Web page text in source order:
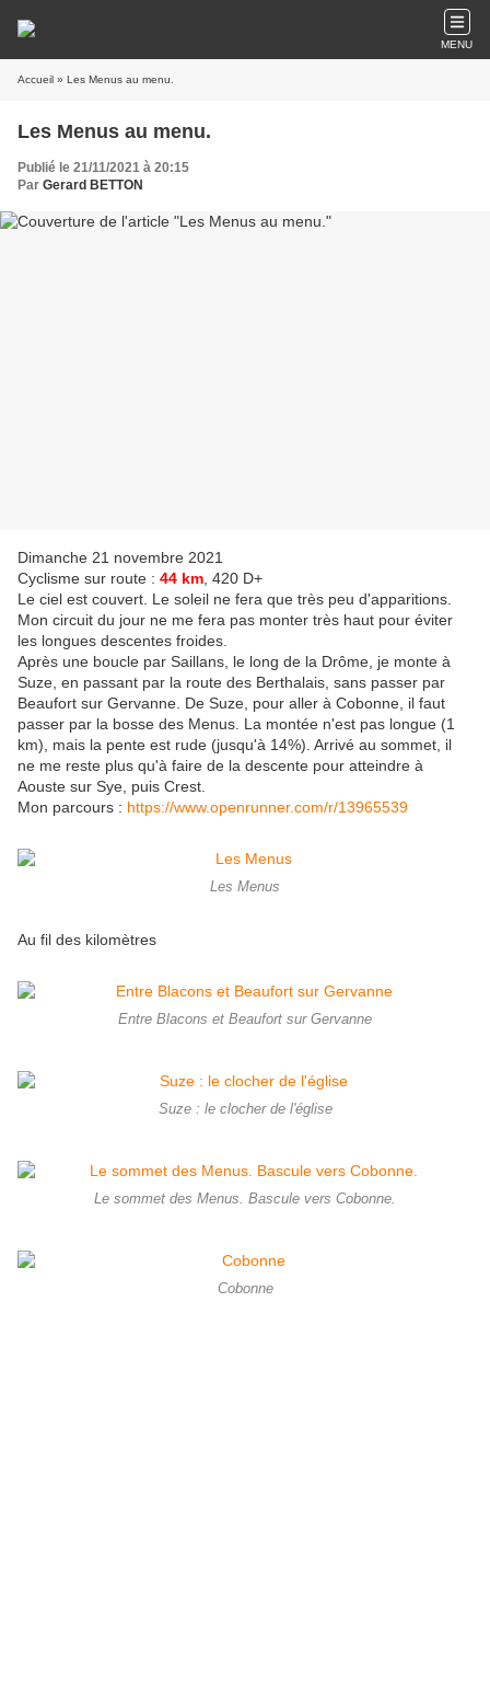
MENU
Accueil » Les Menus au menu.
Les Menus au menu.
Publié le 21/11/2021 à 20:15
Par Gerard BETTON
Dimanche 21 novembre 2021
Cyclisme sur route : 44 km , 420 D+
Le ciel est couvert. Le soleil ne fera que très peu d'apparitions.
Mon circuit du jour ne me fera pas monter très haut pour éviter
les longues descentes froides.
Après une boucle par Saillans, le long de la Drôme, je monte à
Suze, en passant par la route des Berthalais, sans passer par
Beaufort sur Gervanne. De Suze, pour aller à Cobonne, il faut
passer par la bosse des Menus. La montée n'est pas longue (1
km), mais la pente est rude (jusqu'à 14%). Arrivé au sommet, il
ne me reste plus qu'à faire de la descente pour atteindre à
Aouste sur Sye, puis Crest.
Mon parcours : https://www.openrunner.com/r/13965539
Les Menus
Au fil des kilomètres
Entre Blacons et Beaufort sur Gervanne
Suze : le clocher de l'église
Le sommet des Menus. Bascule vers Cobonne.
Cobonne